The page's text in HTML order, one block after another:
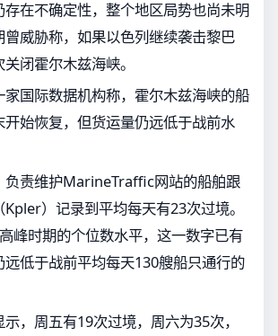
存在不确定性，整个地区局势也尚未明
曾威胁称，如果以色列继续袭击黎巴
闭霍尔木兹海峡。
家国际数据机构称，霍尔木兹海峡的船
始恢复，但货运量仍远低于战前水
负责维护MarineTraffic网站的船舶跟
）记录到平均每天有23次过境。
峰时期的个位数水平，这一数字已有
远低于战前平均每天130艘船只通行的
，周五有19次过境，周六为35次，